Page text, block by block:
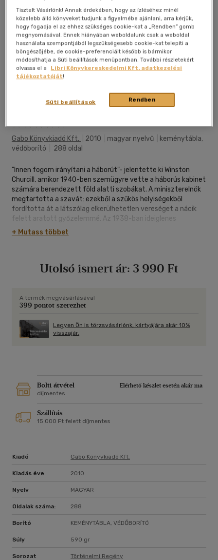
Kívánságlistához adom
Gabo Könyvkiadó Kft. 2010 magyar nyelvű
keménytábla,
védőborító
288 oldal
"Innen fogom irányítani a háborút"- jelentette ki Winston
Churcill, amikor 1940-ben szemügyre vette a háborús kabinet
számára berendezett föld alatti szobákat. A miniszterelnök
megtartotta a szavát: ezekből a szűkös helyiségekből
fordította át a látszólag elkerülhetetlen vereséget a nácik
felett aratott győzelemmé. Az 1938-ban ideiglenes
óvóhelyként létesített titkos szobák London szívében
második otthonná váltak Churcill, a katonai vezérkar nagy
térképszobából- ahonnan a három fegyvernem tisztjei a
katonai stratégák az ellenség következő lépéseit fürkészték,
és megtervezték a túlélés lehetőségeit. A főhadiszállás lakói
dolgoztak és lassanként győzelemhez segítették Nagy-
Britanniát. Holmes elképesztő mennyiségű eredeti anyagból,
+ Mutass többet
Utolsó ismert ár: 3 990 Ft
A termék megvásárlásával
399 pontot szerezhet
Legyen Ön is törzsvásárlónk, kártyájára akár 10%
visszajár.
Bolti átvétel
Elérhető készlet esetén akár ma
díjmentes
Szállítás
15 000 Ft felett díjmentes
Kiadó Gabo Könyvkiadó Kft.
Kiadás éve 2010
Nyelv MAGYAR
Oldalak száma: 288
Borító KEMÉNYTÁBLA, VÉDŐBORÍTÓ
Súly 590 gr
Sorozat Történelmi Regény
Tisztelt Vásárlónk! Annak érdekében, hogy az ízléséhez minél
közelebb álló könyveket tudjunk a figyelmébe ajánlani, arra kérjük,
hogy fogadja el az ehhez szükséges cookie-kat a „Rendben” gomb
megnyomásával. Ennek hiányában weboldalunk csak a weboldal
használata szempontjából legszükségesebb cookie-kat telepíti a
böngészőjébe, de cookie-preferenciáit később is bármikor
módosíthatja a Süti beállítások menüpontban. További részletekért
olvassa el a
Libri Könyvkereskedelmi Kft. adatkezelési
tájékoztatóját!
Rendben
Süti beállítások